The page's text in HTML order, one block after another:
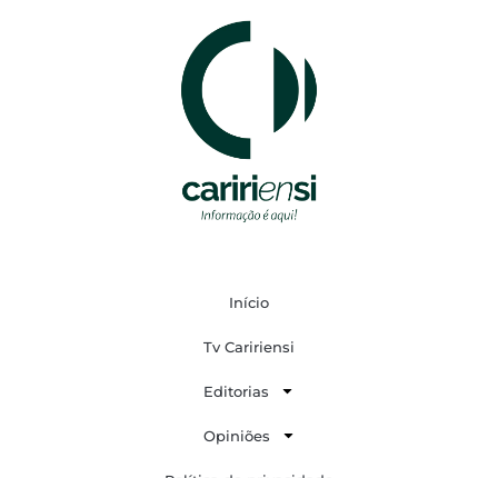
Início
Tv Caririensi
Editorias
Opiniões